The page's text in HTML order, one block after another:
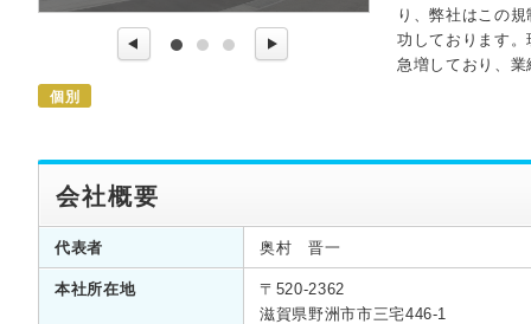
個別
り、弊社はこの
功しております
急増しており、
会社概要
代表者 奥村 晋一
本社所在地
〒520-2362
滋賀県野洲市市三宅446-1